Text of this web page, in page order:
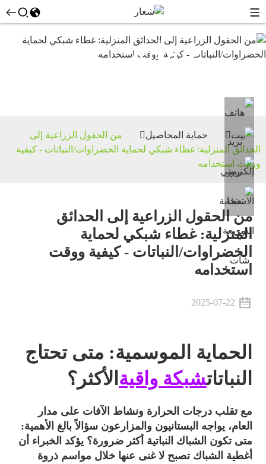
حماية
بيت حماية المحاصيل
من الحقول الزراعية إلى
الحدائق المنزلية: غطاء شبكي لحماية الخضراوات/النباتات - كيفية
ووقت استخدامه
من الحقول الزراعية إلى الحدائق
المنزلية: غطاء شبكي لحماية
الخضراوات/النباتات - كيفية ووقت
استخدامه
2025-07-22
الحماية الموسمية: متى تحتاج
النباتاتشبكة واقية الأكثر؟
مع تقلب درجات الحرارة ونشاط الآفات على مدار
العام، يواجه البستانيون والمزارعون سؤالاً بالغ الأهمية:
متى تكون الشباك النباتية أكثر ضرورة؟ يؤكد الخبراء أن
أغطية الشباك تصبح لا غنى عنها خلال مواسم ذروة